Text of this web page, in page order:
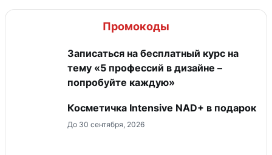
Промокоды
Записаться на бесплатный курс на
тему «5 профессий в дизайне –
попробуйте каждую»
Косметичка Intensive NAD+ в подарок
До 30 сентября, 2026